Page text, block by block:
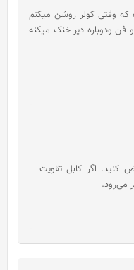
۴۰۵دارم چندروزه که وقتی کولر روشن میکنم
ودوباره دیر خنک میکنه
کنید. اگر کابل تقویت
می‌رود.